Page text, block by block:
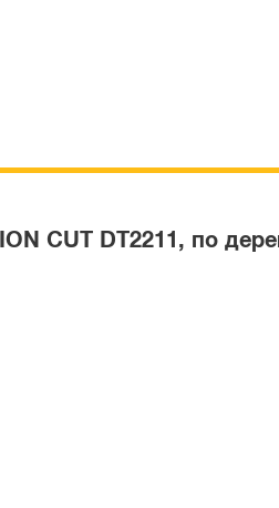
CUT DT2211, по